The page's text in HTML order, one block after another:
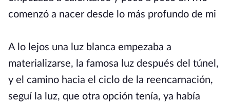
comenzó a nacer desde lo más profundo de mi
A lo lejos una luz blanca empezaba a
materializarse, la famosa luz después del túnel,
y el camino hacia el ciclo de la reencarnación,
seguí la luz, que otra opción tenía, ya había